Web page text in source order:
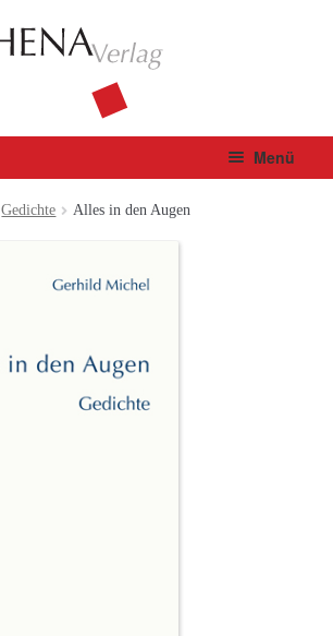
Menü
Verlag
Autor*innen
Gedichte Alles in den Augen